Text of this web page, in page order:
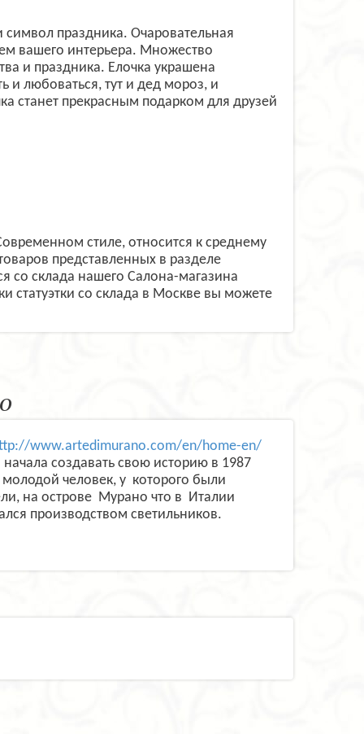
праздника. Очаровательная
вашего интерьера. Множество
и праздника. Елочка украшена
и любоваться, тут и дед мороз, и
станет прекрасным подарком для друзей
стиле, относится к среднему
представленных в разделе
со склада нашего Салона-магазина
статуэтки со склада в Москве вы можете
www.artedimurano.com/en/home-en/
создавать свою историю в 1987
человек, у которого были
на острове Мурано что в Италии
производством светильников.